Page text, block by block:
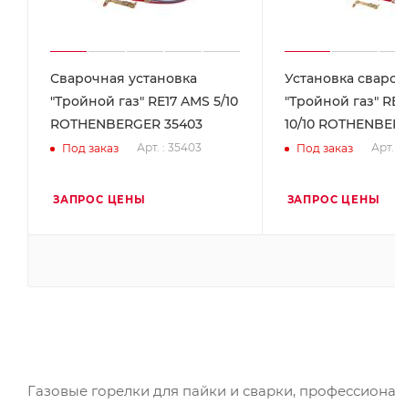
Сварочная установка
"Тройной газ" RE17 AMS 5/10
ROTHENBERGER 35403
Под заказ Арт. : 35403
ЗАПРОС ЦЕНЫ
Установка
"Тройной газ"
10/10
Под заказ
ЗАПРОС ЦЕНЫ
Газовые горелки для пайки и сварки,